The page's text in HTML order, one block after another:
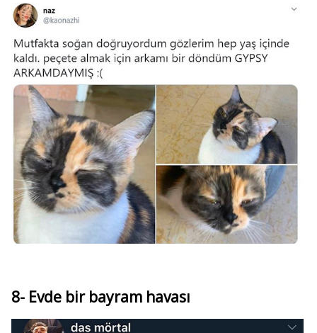
8- Evde bir bayram havası